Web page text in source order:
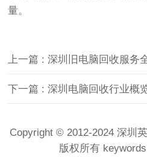
量。
上一篇 : 深圳旧电脑回收服务
下一篇 : 深圳电脑回收行业概
Copyright © 2012-2024 深圳
版权所有